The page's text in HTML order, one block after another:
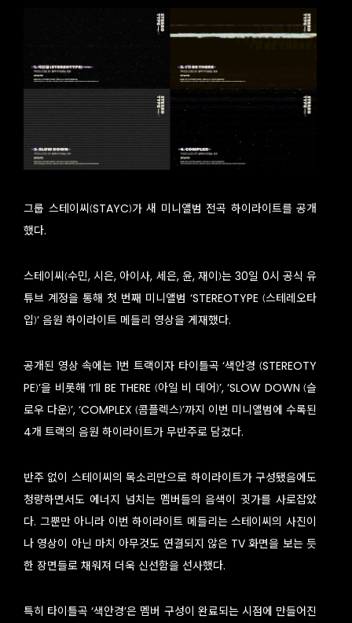
그룹 스테이씨(STAYC)가 새 미니앨범 전곡 하이라이트를 공개
했다.
스테이씨(수민, 시은, 아이사, 세은, 윤, 재이)는 30일 0시 공식 유
튜브 계정을 통해 첫 번째 미니앨범 ‘STEREOTYPE (스테레오타
입)’ 음원 하이라이트 메들리 영상을 게재했다.
공개된 영상 속에는 1번 트랙이자 타이틀곡 ‘색안경 (STEREOTY
PE)’을 비롯해 ‘I’ll BE THERE (아일 비 데어)’, ‘SLOW DOWN (슬
로우 다운)’, ‘COMPLEX (콤플렉스)’까지 이번 미니앨범에 수록된
4개 트랙의 음원 하이라이트가 무반주로 담겼다.
반주 없이 스테이씨의 목소리만으로 하이라이트가 구성됐음에도
청량하면서도 에너지 넘치는 멤버들의 음색이 귓가를 사로잡았
다. 그뿐만 아니라 이번 하이라이트 메들리는 스테이씨의 사진이
나 영상이 아닌 마치 아무것도 연결되지 않은 TV 화면을 보는 듯
한 장면들로 채워져 더욱 신선함을 선사했다.
특히 타이틀곡 ‘색안경’은 멤버 구성이 완료되는 시점에 만들어진